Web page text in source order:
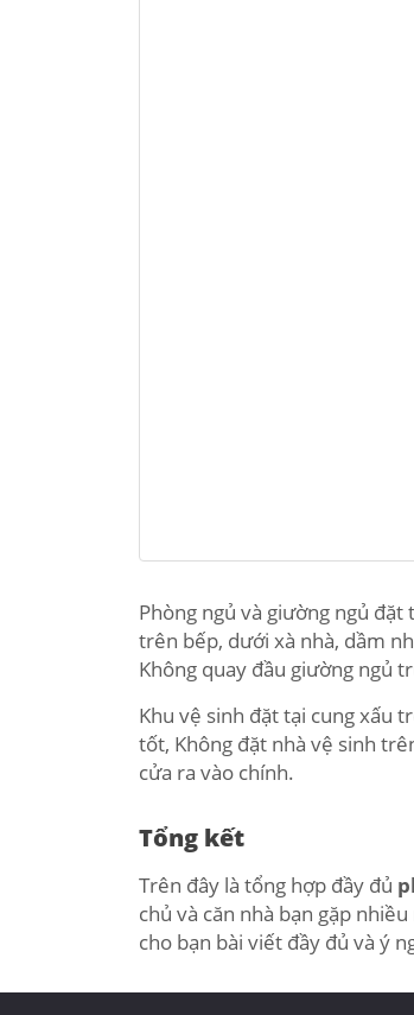
Phòng ngủ và giường ngủ
trên bếp, dưới xà nhà, dầm
Không quay đầu giường ngủ
Khu vệ sinh đặt tại cung xấu
tốt, Không đặt nhà vệ sinh
cửa ra vào chính.
Tổng kết
Trên đây là tổng hợp đầy đủ
chủ và căn nhà bạn gặp
cho bạn bài viết đầy đủ và ý